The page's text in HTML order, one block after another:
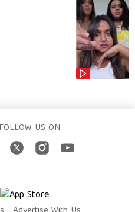
FOLLOW US ON